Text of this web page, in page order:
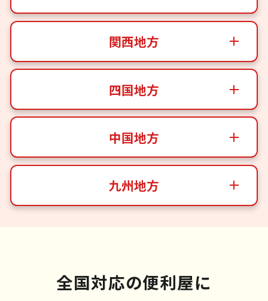
関西地方
四国地方
中国地方
九州地方
全国対応の便利屋に